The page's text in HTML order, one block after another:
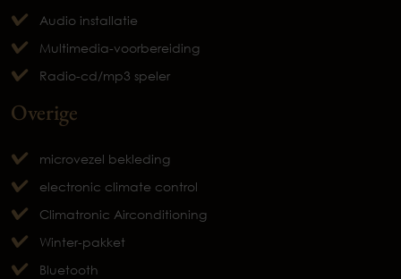
Audio installatie
Multimedia-voorbereiding
Radio-cd/mp3 speler
Overige
microvezel bekleding
electronic climate control
Climatronic Airconditioning
Winter-pakket
Bluetooth